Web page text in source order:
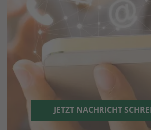
JETZT NACHRICHT